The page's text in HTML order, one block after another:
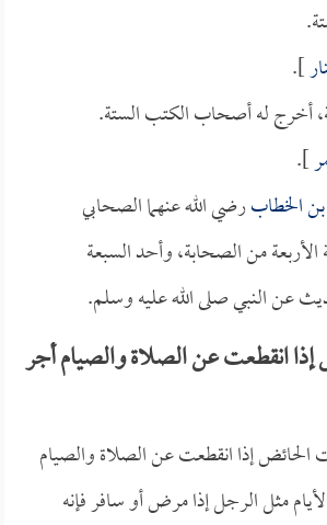
].
أخرج له أصحاب الكتب الستة.
].
الخطابرضي الله عنهما الصحابي
الأربعة من الصحابة، وأحد السبعة
عن النبي صلى الله عليه وسلم.
انقطعت عن الصلاة والصيام أجر
الحائض إذا انقطعت عن الصلاة والصيام
مثل الرجل إذا مرض أو سافر فإنه